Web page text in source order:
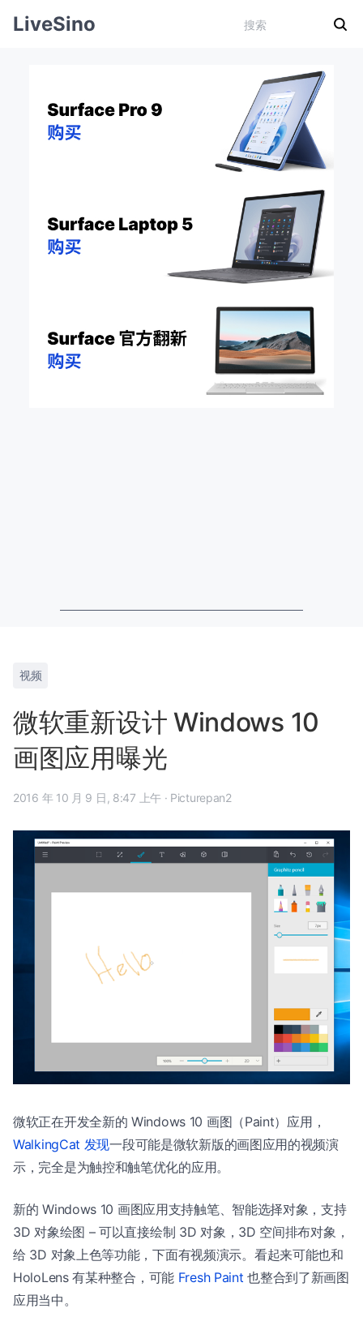
LiveSino
视频
微软重新设计 Windows 10
画图应用曝光
2016 年 10 月 9 日, 8:47 上午 · Picturepan2
微软正在开发全新的 Windows 10 画图（Paint）应用，
WalkingCat 发现一段可能是微软新版的画图应用的视频演
示，完全是为触控和触笔优化的应用。
新的 Windows 10 画图应用支持触笔、智能选择对象，支持
3D 对象绘图 – 可以直接绘制 3D 对象，3D 空间排布对象，
给 3D 对象上色等功能，下面有视频演示。看起来可能也和
HoloLens 有某种整合，可能 Fresh Paint 也整合到了新画图
应用当中。